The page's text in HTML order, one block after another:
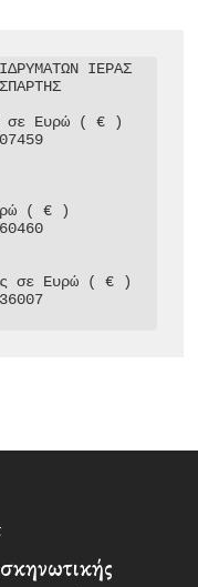
ΙΕΡΑΣ
σε Ευρώ ( € )
( € )
σε Ευρώ ( € )